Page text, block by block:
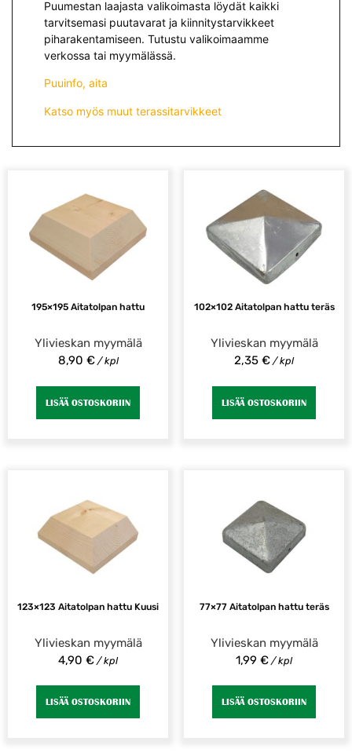
Puumestan laajasta valikoimasta löydät kaikki
tarvitsemasi puutavarat ja kiinnitystarvikkeet
piharakentamiseen. Tutustu valikoimaamme
verkossa tai myymälässä.
Puuinfo, aita
Katso myös muut terassitarvikkeet
195×195 Aitatolpan hattu
Ylivieskan myymälä
8,90 €/ kpl
LISÄÄ OSTOSKORIIN
102×102 Aitatolpan hattu teräs
Ylivieskan myymälä
2,35 € / kpl
LISÄÄ OSTOSKORIIN
123×123 Aitatolpan hattu Kuusi
Ylivieskan myymälä
4,90 € / kpl
LISÄÄ OSTOSKORIIN
77×77 Aitatolpan hattu teräs
Ylivieskan myymälä
1,99 € / kpl
LISÄÄ OSTOSKORIIN